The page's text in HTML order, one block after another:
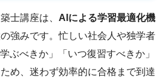
士講座は、 AIによる学習最適化機
強みです。忙しい社会人や独学者
ぶべきか」「いつ復習すべきか」
め、迷わず効率的に合格まで到達